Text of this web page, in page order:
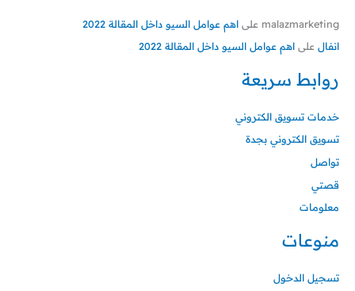
malazmarketing على اهم عوامل السيو داخل المقالة 2022
انفال على اهم عوامل السيو داخل المقالة 2022
روابط سريعة
خدمات تسويق الكتروني
تسويق الكتروني بجدة
تواصل
قصتي
معلومات
منوعات
تسجيل الدخول